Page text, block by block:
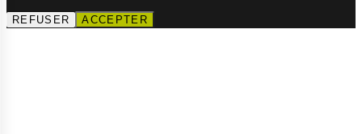
REFUSER ACCEPTER